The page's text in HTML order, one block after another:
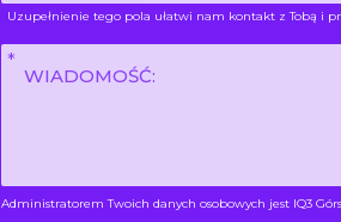
Uzupełnienie tego pola ułatwi nam kontakt z Tobą i
Wiadomość
Administratorem Twoich danych osobowych jest IQ3